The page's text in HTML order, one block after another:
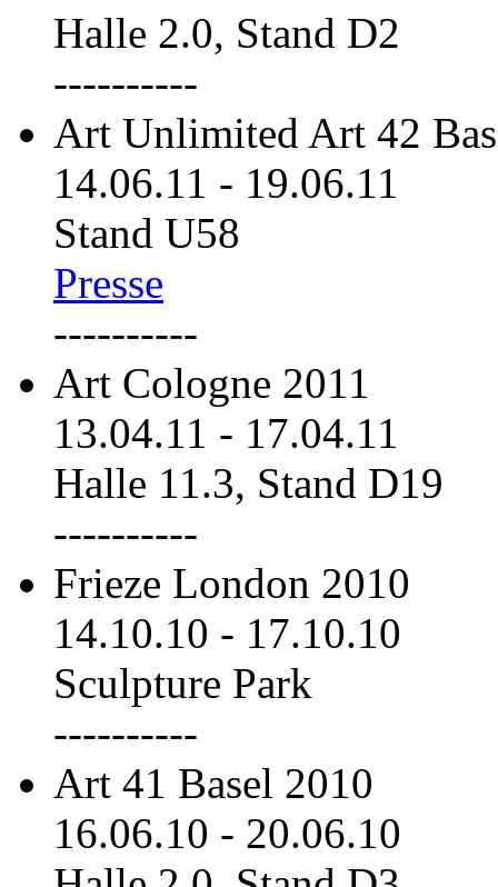
Halle 2.0, Stand D2
----------
Art Unlimited Art 42
14.06.11 - 19.06.11
Stand U58
Presse
----------
Art Cologne 2011
13.04.11 - 17.04.11
Halle 11.3, Stand D19
----------
Frieze London 2010
14.10.10 - 17.10.10
Sculpture Park
----------
Art 41 Basel 2010
16.06.10 - 20.06.10